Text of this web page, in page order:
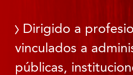
Dirigido a
vinculados a
públicas,